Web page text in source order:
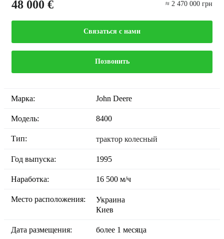
48 000 € ≈ 2 470 000 грн
Связаться с нами
Позвонить
Марка: John Deere
Модель: 8400
Тип: трактор колесный
Год выпуска: 1995
Наработка: 16 500 м/ч
Место расположения:
Украина
Киев
Дата размещения: более 1 месяца